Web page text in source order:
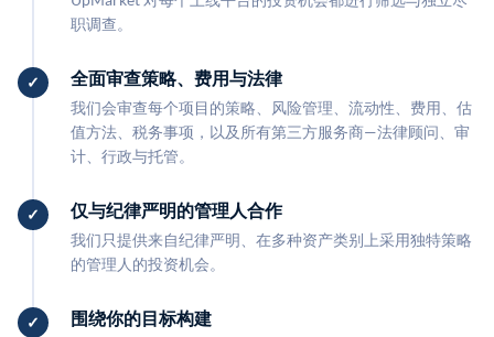
职调查。
全面审查策略、费用与法律
我们会审查每个项目的策略、风险管理、流动性、费用、估
值方法、税务事项，以及所有第三方服务商—法律顾问、审
计、行政与托管。
仅与纪律严明的管理人合作
我们只提供来自纪律严明、在多种资产类别上采用独特策略
的管理人的投资机会。
围绕你的目标构建